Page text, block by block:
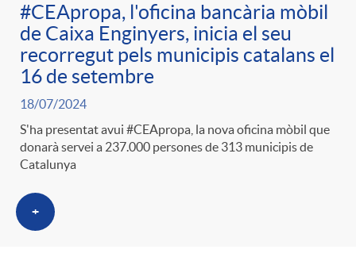
#CEApropa, l'oficina bancària mòbil
de Caixa Enginyers, inicia el seu
recorregut pels municipis catalans el
16 de setembre
18/07/2024
S'ha presentat avui #CEApropa, la nova oficina mòbil que
donarà servei a 237.000 persones de 313 municipis de
Catalunya
+